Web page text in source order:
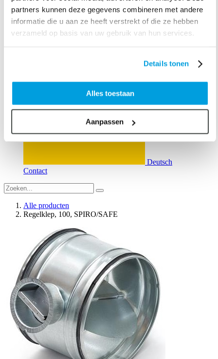
partners kunnen deze gegevens combineren met andere
informatie die u aan ze heeft verstrekt of die ze hebben
verzameld op basis van uw gebruik van hun services.
Details tonen
Alles toestaan
Aanpassen
Nederlands
Deutsch
Contact
Alle producten
Regelklep, 100, SPIRO/SAFE